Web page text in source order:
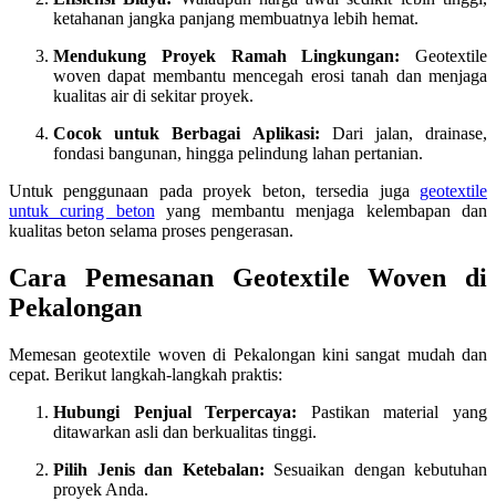
ketahanan jangka panjang membuatnya lebih hemat.
Mendukung Proyek Ramah Lingkungan: Geotextile
woven dapat membantu mencegah erosi tanah dan menjaga
kualitas air di sekitar proyek.
Cocok untuk Berbagai Aplikasi: Dari jalan, drainase,
fondasi bangunan, hingga pelindung lahan pertanian.
Untuk penggunaan pada proyek beton, tersedia juga geotextile
untuk curing betonyang membantu menjaga kelembapan dan
kualitas beton selama proses pengerasan.
Cara Pemesanan Geotextile Woven di
Pekalongan
Memesan geotextile woven di Pekalongan kini sangat mudah dan
cepat. Berikut langkah-langkah praktis:
Hubungi Penjual Terpercaya: Pastikan material yang
ditawarkan asli dan berkualitas tinggi.
Pilih Jenis dan Ketebalan: Sesuaikan dengan kebutuhan
proyek Anda.